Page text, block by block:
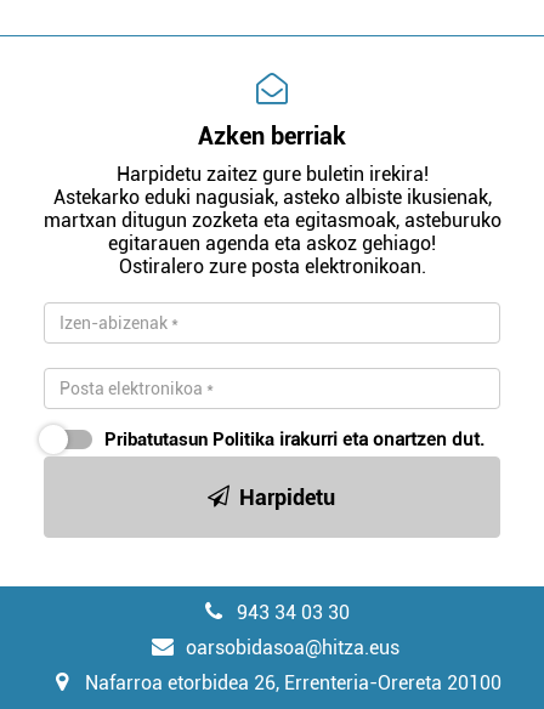
Azken berriak
Harpidetu zaitez gure buletin irekira!
Astekarko eduki nagusiak, asteko albiste ikusienak,
martxan ditugun zozketa eta egitasmoak, asteburuko
egitarauen agenda eta askoz gehiago!
Ostiralero zure posta elektronikoan.
Pribatutasun Politika irakurri eta onartzen dut.
Harpidetu
943 34 03 30
oarsobidasoa@hitza.eus
Nafarroa etorbidea 26, Errenteria-Orereta 20100